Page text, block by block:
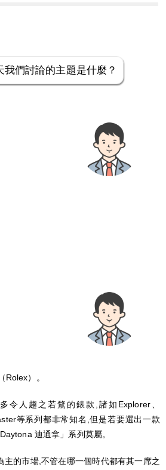
我們討論的主題是什麼？
Rolex）。
令人趨之若鶩的錶款,諸如Explorer、
等系列都非常知名,但是若要選出一款
迪通拿」系列莫屬。
主的市場,不管在哪一個時代都有其一席之